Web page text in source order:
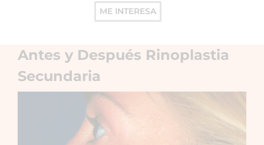
ME INTERESA
Antes y Después Rinoplastia
Secundaria